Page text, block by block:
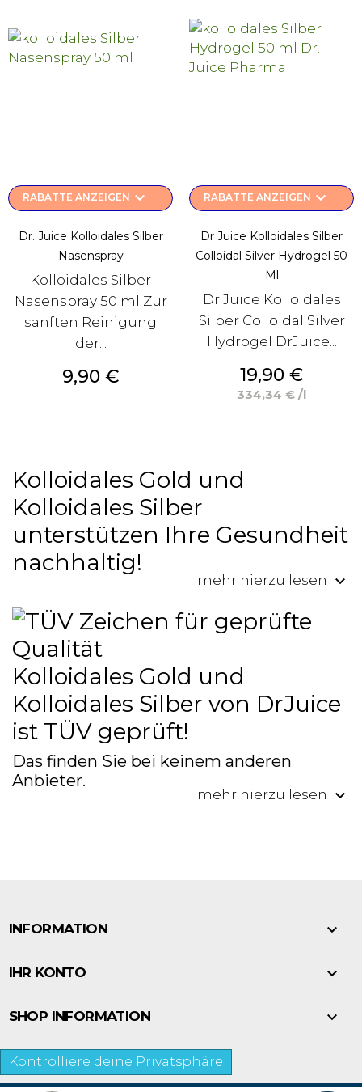
RABATTE ANZEIGEN keyboard_arrow_down
Dr. Juice Kolloidales Silber
Nasenspray
Kolloidales Silber
Nasenspray 50 ml Zur
sanften Reinigung
der...
Preis
9,90 €
RABATTE ANZEIGEN keyboard_arrow_down
Dr Juice Kolloidales Silber
Colloidal Silver Hydrogel 50
Ml
Dr Juice Kolloidales
Silber Colloidal Silver
Hydrogel DrJuice...
Preis
19,90 €
334,34 € /l
Kolloidales Gold und
Kolloidales Silber
unterstützen Ihre Gesundheit
nachhaltig!
mehr hierzu lesen keyboard_arrow_down
Kolloidales Gold und
Kolloidales Silber von DrJuice
ist TÜV geprüft!
Das finden Sie bei keinem anderen
Anbieter.
mehr hierzu lesen keyboard_arrow_down
INFORMATION 
IHR KONTO 
SHOP INFORMATION 
Kontrolliere deine Privatsphäre